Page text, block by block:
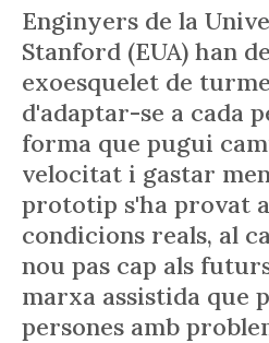
Enginyers de la
Stanford (EUA) han
exoesquelet de
d'adaptar-se a cada
forma que pugui
velocitat i gastar
prototip s'ha provat
condicions reals, al
nou pas cap als
marxa assistida que
persones amb